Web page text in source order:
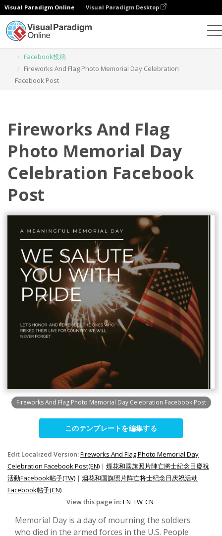
Visual Paradigm Online Visual Paradigm Desktop
Facebook投稿
Fireworks And Flag Photo Memorial Day Celebration
Facebook Post
Fireworks And Flag
Photo Memorial Day
Celebration Facebook
Post
Fireworks And Flag Photo Memorial Day Celebration Facebook Post
このテンプレートを編集する
Edit Localized Version:Fireworks And Flag Photo Memorial Day
Celebration Facebook Post(EN) | 煙花和國旗照片陣亡將士紀念日慶祝
活動Facebook帖子(TW) | 烟花和国旗照片阵亡将士纪念日庆祝活动
Facebook帖子(CN)
View this page in:EN TW CN
Memorial Day is a day of mourning the soldiers
who died in the armed forces in the U.S. People